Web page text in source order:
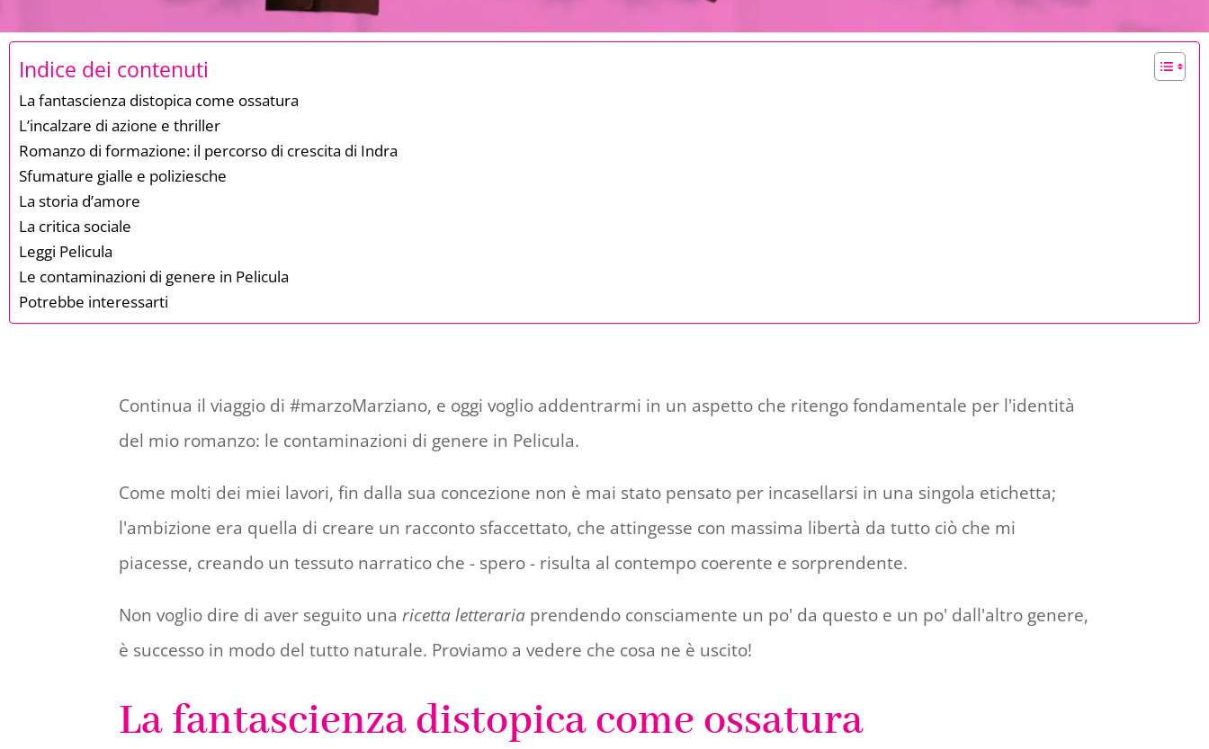
Indice dei contenuti
La fantascienza distopica come ossatura
L’incalzare di azione e thriller
Romanzo di formazione: il percorso di crescita di Indra
Sfumature gialle e poliziesche
La storia d’amore
La critica sociale
Leggi Pelicula
Le contaminazioni di genere in Pelicula
Potrebbe interessarti
Continua il viaggio di #marzoMarziano, e oggi voglio addentrarmi in un aspetto che ritengo fondamentale per l'identità
del mio romanzo: le contaminazioni di genere in Pelicula.
Come molti dei miei lavori, fin dalla sua concezione non è mai stato pensato per incasellarsi in una singola etichetta;
l'ambizione era quella di creare un racconto sfaccettato, che attingesse con massima libertà da tutto ciò che mi
piacesse, creando un tessuto narratico che - spero - risulta al contempo coerente e sorprendente.
Non voglio dire di aver seguito una ricetta letteraria prendendo consciamente un po' da questo e un po' dall'altro genere,
è successo in modo del tutto naturale. Proviamo a vedere che cosa ne è uscito!
La fantascienza distopica come ossatura